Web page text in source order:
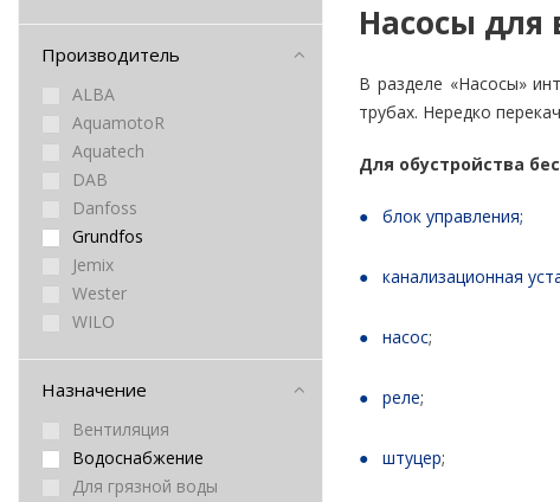
Насосы для
В разделе «Насосы»
трубах. Нередко
Для обустройства
блок управления;
канализационная
насос;
реле;
штуцер;
Производитель
ALBA
AquamotoR
Aquatech
DAB
Danfoss
Grundfos
Jemix
Wester
WILO
Назначение
Вентиляция
Водоснабжение
Для грязной воды